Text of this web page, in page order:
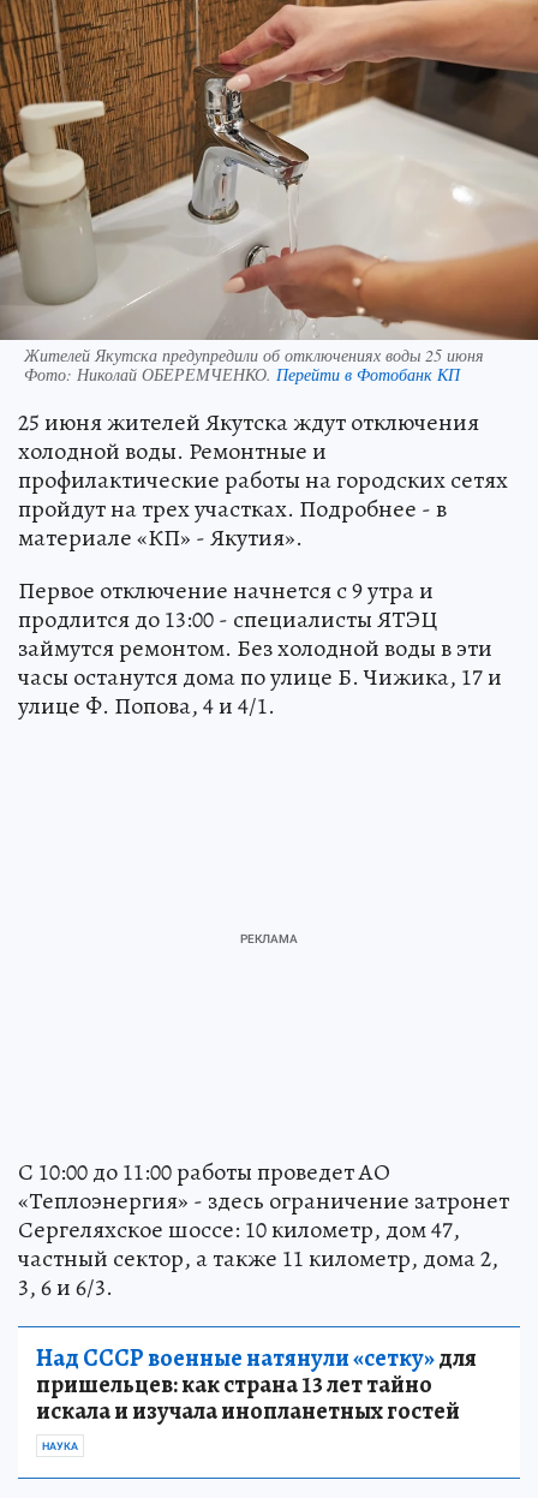
Жителей Якутска предупредили об отключениях воды 25 июня
Фото: Николай ОБЕРЕМЧЕНКО. Перейти в Фотобанк КП
25 июня жителей Якутска ждут отключения
холодной воды. Ремонтные и
профилактические работы на городских сетях
пройдут на трех участках. Подробнее - в
материале «КП» - Якутия».
Первое отключение начнется с 9 утра и
продлится до 13:00 - специалисты ЯТЭЦ
займутся ремонтом. Без холодной воды в эти
часы останутся дома по улице Б. Чижика, 17 и
улице Ф. Попова, 4 и 4/1.
С 10:00 до 11:00 работы проведет АО
«Теплоэнергия» - здесь ограничение затронет
Сергеляхское шоссе: 10 километр, дом 47,
частный сектор, а также 11 километр, дома 2,
3, 6 и 6/3.
Над СССР военные натянули «сетку»для
пришельцев: как страна 13 лет тайно
искала и изучала инопланетных гостей
НАУКА